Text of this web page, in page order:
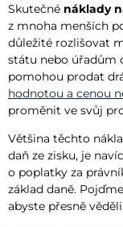
Skutečné náklady
z mnoha menších
důležité rozlišovat
státu nebo úřadům
pomohou prodat
hodnotou a cenou
proměnit ve svůj
Většina těchto
daň ze zisku, je
o poplatky za
základ daně.
abyste přesně